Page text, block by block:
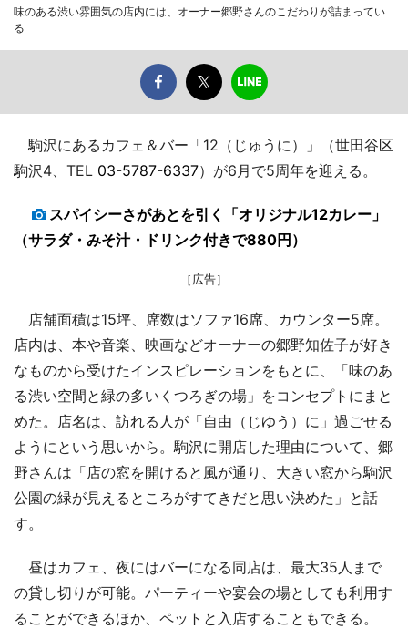
味のある渋い雰囲気の店内には、オーナー郷野さんのこだわりが詰まってい
る
駒沢にあるカフェ＆バー「12（じゅうに）」（世田谷区
駒沢4、TEL 03-5787-6337）が6月で5周年を迎える。
スパイシーさがあとを引く「オリジナル12カレー」
（サラダ・みそ汁・ドリンク付きで880円）
［広告］
店舗面積は15坪、席数はソファ16席、カウンター5席。
店内は、本や音楽、映画などオーナーの郷野知佐子が好き
なものから受けたインスピレーションをもとに、「味のあ
る渋い空間と緑の多いくつろぎの場」をコンセプトにまと
めた。店名は、訪れる人が「自由（じゆう）に」過ごせる
ようにという思いから。駒沢に開店した理由について、郷
野さんは「店の窓を開けると風が通り、大きい窓から駒沢
公園の緑が見えるところがすてきだと思い決めた」と話
す。
昼はカフェ、夜にはバーになる同店は、最大35人まで
の貸し切りが可能。パーティーや宴会の場としても利用す
ることができるほか、ペットと入店することもできる。